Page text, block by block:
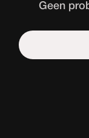
Geen